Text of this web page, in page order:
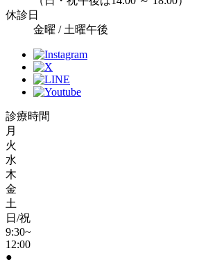
休診日
金曜 / 土曜午後
診療時間
月
火
水
木
金
土
日/祝
9:30~
12:00
●